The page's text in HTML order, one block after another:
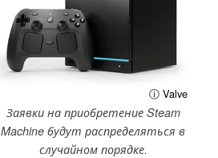
ⓘ Valve
Заявки на приобретение Steam
Machine будут распределяться в
случайном порядке.